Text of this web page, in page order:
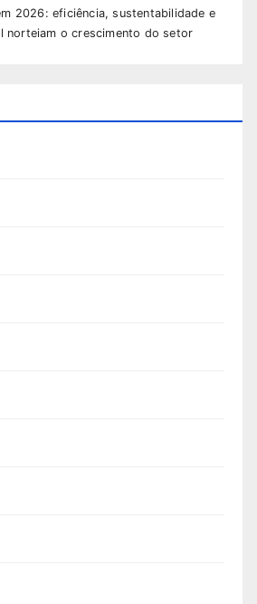
2026: eficiência, sustentabilidade e
norteiam o crescimento do setor